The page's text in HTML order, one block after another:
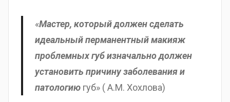
«Мастер, который должен сделать
идеальный перманентный макияж
проблемных губ изначально должен
установить причину заболевания и
патологиюгуб» ( А.М. Хохлова)